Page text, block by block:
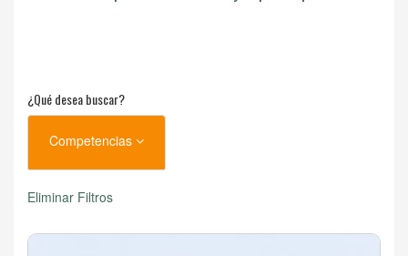
¿Qué desea buscar?
Competencias
Eliminar Filtros